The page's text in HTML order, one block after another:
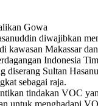
Gowa
diwajibkan
kawasan Makassar dan
Indonesia
diserang Sultan
sebagai raja.
tindakan VOC
untuk menghadapi